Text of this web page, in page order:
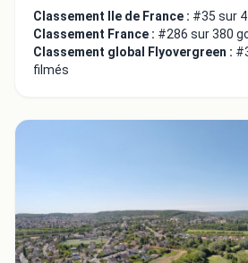
Classement Ile de France : #35 sur
Classement France : #286 sur 380
Classement global Flyovergreen :
filmés